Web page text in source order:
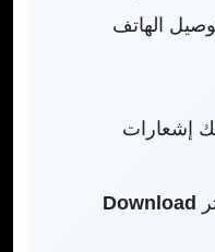
الهاتف
إشعارات
Download